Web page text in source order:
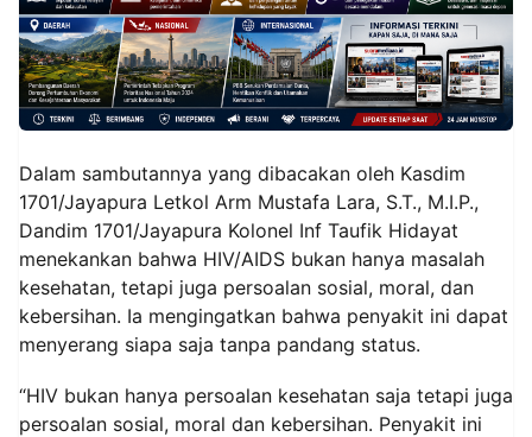
Dalam sambutannya yang dibacakan oleh Kasdim
1701/Jayapura Letkol Arm Mustafa Lara, S.T., M.I.P.,
Dandim 1701/Jayapura Kolonel Inf Taufik Hidayat
menekankan bahwa HIV/AIDS bukan hanya masalah
kesehatan, tetapi juga persoalan sosial, moral, dan
kebersihan. Ia mengingatkan bahwa penyakit ini dapat
menyerang siapa saja tanpa pandang status.
“HIV bukan hanya persoalan kesehatan saja tetapi juga
persoalan sosial, moral dan kebersihan. Penyakit ini